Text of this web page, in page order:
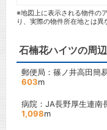
※地図上に表示される物件の
り、実際の物件所在地とは異
石楠花ハイツの周
郵便局：篠ノ井高田簡
603m
病院：JA長野厚生連南
1,098m